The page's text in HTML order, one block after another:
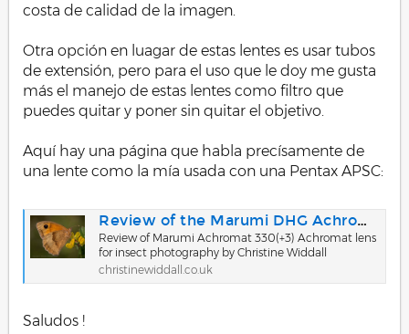
costa de calidad de la imagen.
Otra opción en luagar de estas lentes es usar tubos
de extensión, pero para el uso que le doy me gusta
más el manejo de estas lentes como filtro que
puedes quitar y poner sin quitar el objetivo.
Aquí hay una página que habla precísamente de
una lente como la mía usada con una Pentax APSC:
Review of the Marumi DHG Achromat Macro 330 (+3) Close-up Lens : Christine Widdall
Review of Marumi Achromat 330(+3) Achromat lens
for insect photography by Christine Widdall
christinewiddall.co.uk
Saludos !